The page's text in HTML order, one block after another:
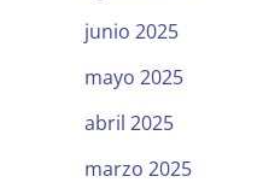
junio 2025
mayo 2025
abril 2025
marzo 2025